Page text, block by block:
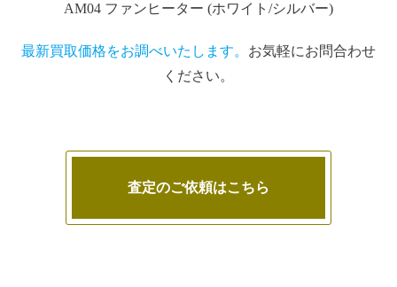
AM04 ファンヒーター (ホワイト/シルバー)
最新買取価格をお調べいたします。 お気軽にお問合わせ
ください。
査定のご依頼はこちら